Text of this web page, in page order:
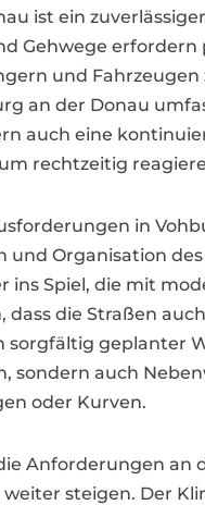
ist ein
Gehwege
und
an der Donau
auch eine
rechtzeitig
in
und Organisation
ins Spiel, die mit
dass die Straßen
sorgfältig geplanter
sondern auch
oder Kurven.
Anforderungen an
steigen. Der